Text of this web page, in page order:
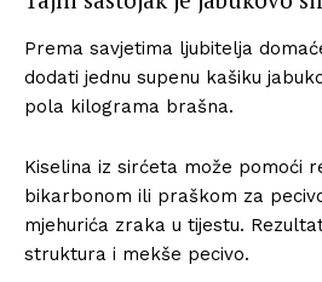
Prema savjetima ljubitelja
dodati jednu supenu kašiku
pola kilograma brašna.
Kiselina iz sirćeta može pomoći
bikarbonom ili praškom za
mjehurića zraka u tijestu.
struktura i mekše pecivo.